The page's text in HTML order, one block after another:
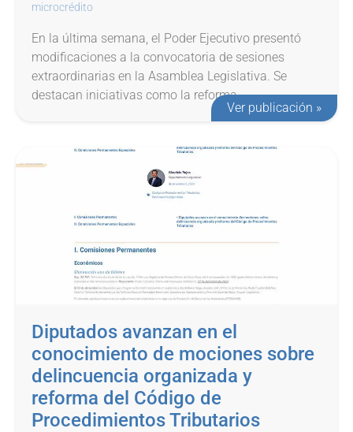
microcrédito
En la última semana, el Poder Ejecutivo presentó
modificaciones a la convocatoria de sesiones
extraordinarias en la Asamblea Legislativa. Se
destacan iniciativas como la reforma...
Ver publicación »
Diputados avanzan en el
conocimiento de mociones sobre
delincuencia organizada y
reforma del Código de
Procedimientos Tributarios